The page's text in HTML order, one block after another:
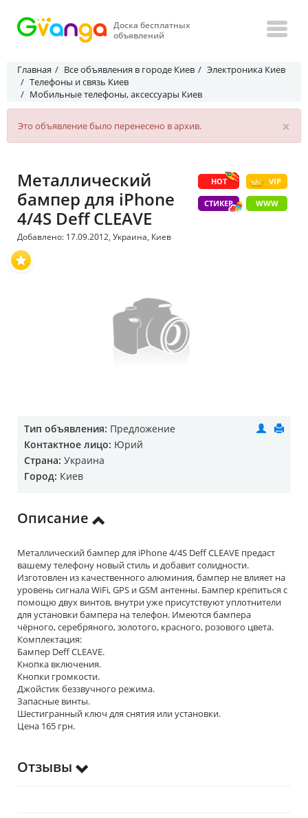
Доска бесплатных
объявлений
Главная Все объявления в городе Киев
Электроника Киев
Телефоны и связь Киев
Мобильные телефоны, аксессуары Киев
×
Это объявление было перенесено в архив.
HOT VIP
СТИКЕР WWW
Металлический
бампер для iPhone
4/4S Deff CLEAVE
Добавлено: 17.09.2012, Украина, Киев
Тип объявления: Предложение
Контактное лицо: Юрий
Страна: Украина
Город: Киев
Описание
Металлический бампер для iPhone 4/4S Deff CLEAVE предаст
вашему телефону новый стиль и добавит солидности.
Изготовлен из качественного алюминия, бампер не влияет на
уровень сигнала WiFi, GPS и GSM антенны. Бампер крепиться с
помощю двух винтов, внутри уже присутствуют уплотнители
для установки бампера на телефон. Имеются бампера
чёрного, серебряного, золотого, красного, розового цвета.
Комплектация:
Бампер Deff CLEAVE.
Кнопка включения.
Кнопки громкости.
Джойстик беззвучного режима.
Запасные винты.
Шестигранный ключ для снятия или установки.
Цена 165 грн.
Отзывы